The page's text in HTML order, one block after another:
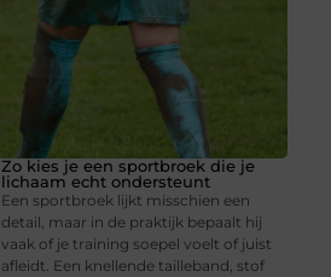
Zo kies je een sportbroek die je
lichaam echt ondersteunt
Een sportbroek lijkt misschien een
detail, maar in de praktijk bepaalt hij
vaak of je training soepel voelt of juist
afleidt. Een knellende tailleband, stof